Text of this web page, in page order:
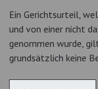
Ein Gerichtsurteil,
und von einer nicht
genommen wurde,
grundsätzlich keine